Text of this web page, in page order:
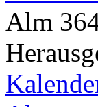
Alm